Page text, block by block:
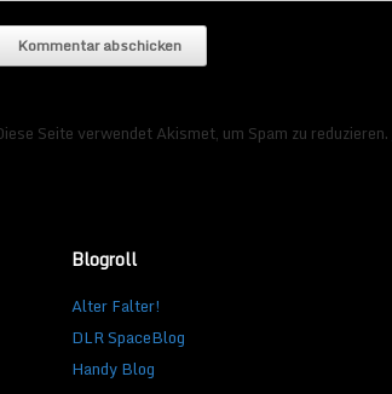
Seite verwendet Akismet, um Spam zu reduzieren.
Blogroll
Alter Falter!
DLR SpaceBlog
Handy Blog